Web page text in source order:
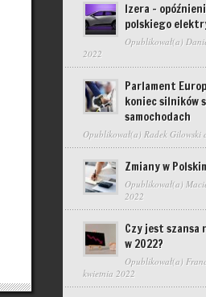
Izera –
polskiego
Opublikował(a)
2022
Parlament
koniec silników
samochodach
Opublikował(a) Radek Gilowski
Zmiany w
Opublikował(a)
2022
Czy jest szansa
w 2022?
Opublikował(a)
kwietnia 2022